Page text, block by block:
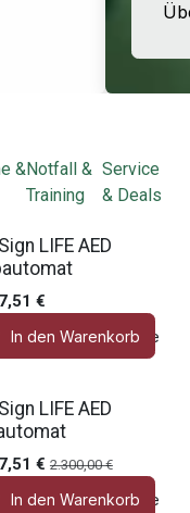
&Notfall &
Training
Service
& Deals
Auf die Wunschliste
Gratis Zubehör
LIFE AED
€
In den Warenkorb
Auf die Wunschliste
Gratis Zubehör
LIFE AED
€ 2.300,00€
In den Warenkorb